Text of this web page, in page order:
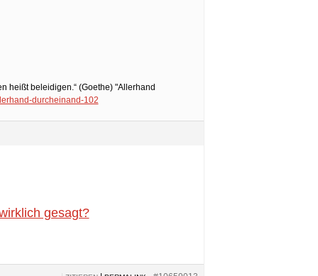
heißt beleidigen.“ (Goethe) "Allerhand
durcheinand-102
gesagt?